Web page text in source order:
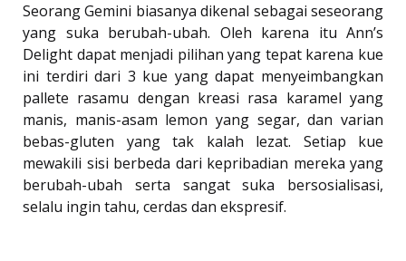
Seorang Gemini biasanya dikenal sebagai seseorang
yang suka berubah-ubah. Oleh karena itu Ann’s
Delight dapat menjadi pilihan yang tepat karena kue
ini terdiri dari 3 kue yang dapat menyeimbangkan
pallete rasamu dengan kreasi rasa karamel yang
manis, manis-asam lemon yang segar, dan varian
bebas-gluten yang tak kalah lezat. Setiap kue
mewakili sisi berbeda dari kepribadian mereka yang
berubah-ubah serta sangat suka bersosialisasi,
selalu ingin tahu, cerdas dan ekspresif.